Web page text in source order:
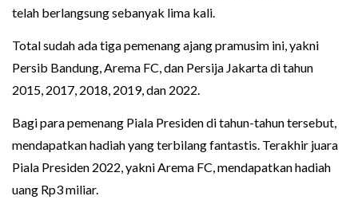
telah berlangsung sebanyak lima kali.
Total sudah ada tiga pemenang ajang pramusim ini, yakni
Persib Bandung, Arema FC, dan Persija Jakarta di tahun
2015, 2017, 2018, 2019, dan 2022.
Bagi para pemenang Piala Presiden di tahun-tahun tersebut,
mendapatkan hadiah yang terbilang fantastis. Terakhir juara
Piala Presiden 2022, yakni Arema FC, mendapatkan hadiah
uang Rp3 miliar.